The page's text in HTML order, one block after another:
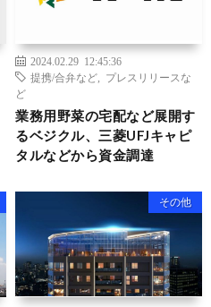
2024.02.29 12:45:36
提携/合弁など
プレスリリースな
ど
業務用野菜の宅配など展開す
るベジクル、三菱UFJキャピ
タルなどから資金調達
その他